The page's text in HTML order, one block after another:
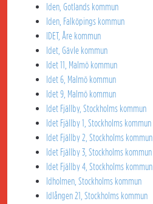
Iden, Gotlands kommun
Iden, Falköpings kommun
IDET, Åre kommun
Idet, Gävle kommun
Idet 11, Malmö kommun
Idet 6, Malmö kommun
Idet 9, Malmö kommun
Idet Fjällby, Stockholms kommun
Idet Fjällby 1, Stockholms kommun
Idet Fjällby 2, Stockholms kommun
Idet Fjällby 3, Stockholms kommun
Idet Fjällby 4, Stockholms kommun
Idholmen, Stockholms kommun
Idlången 21, Stockholms kommun